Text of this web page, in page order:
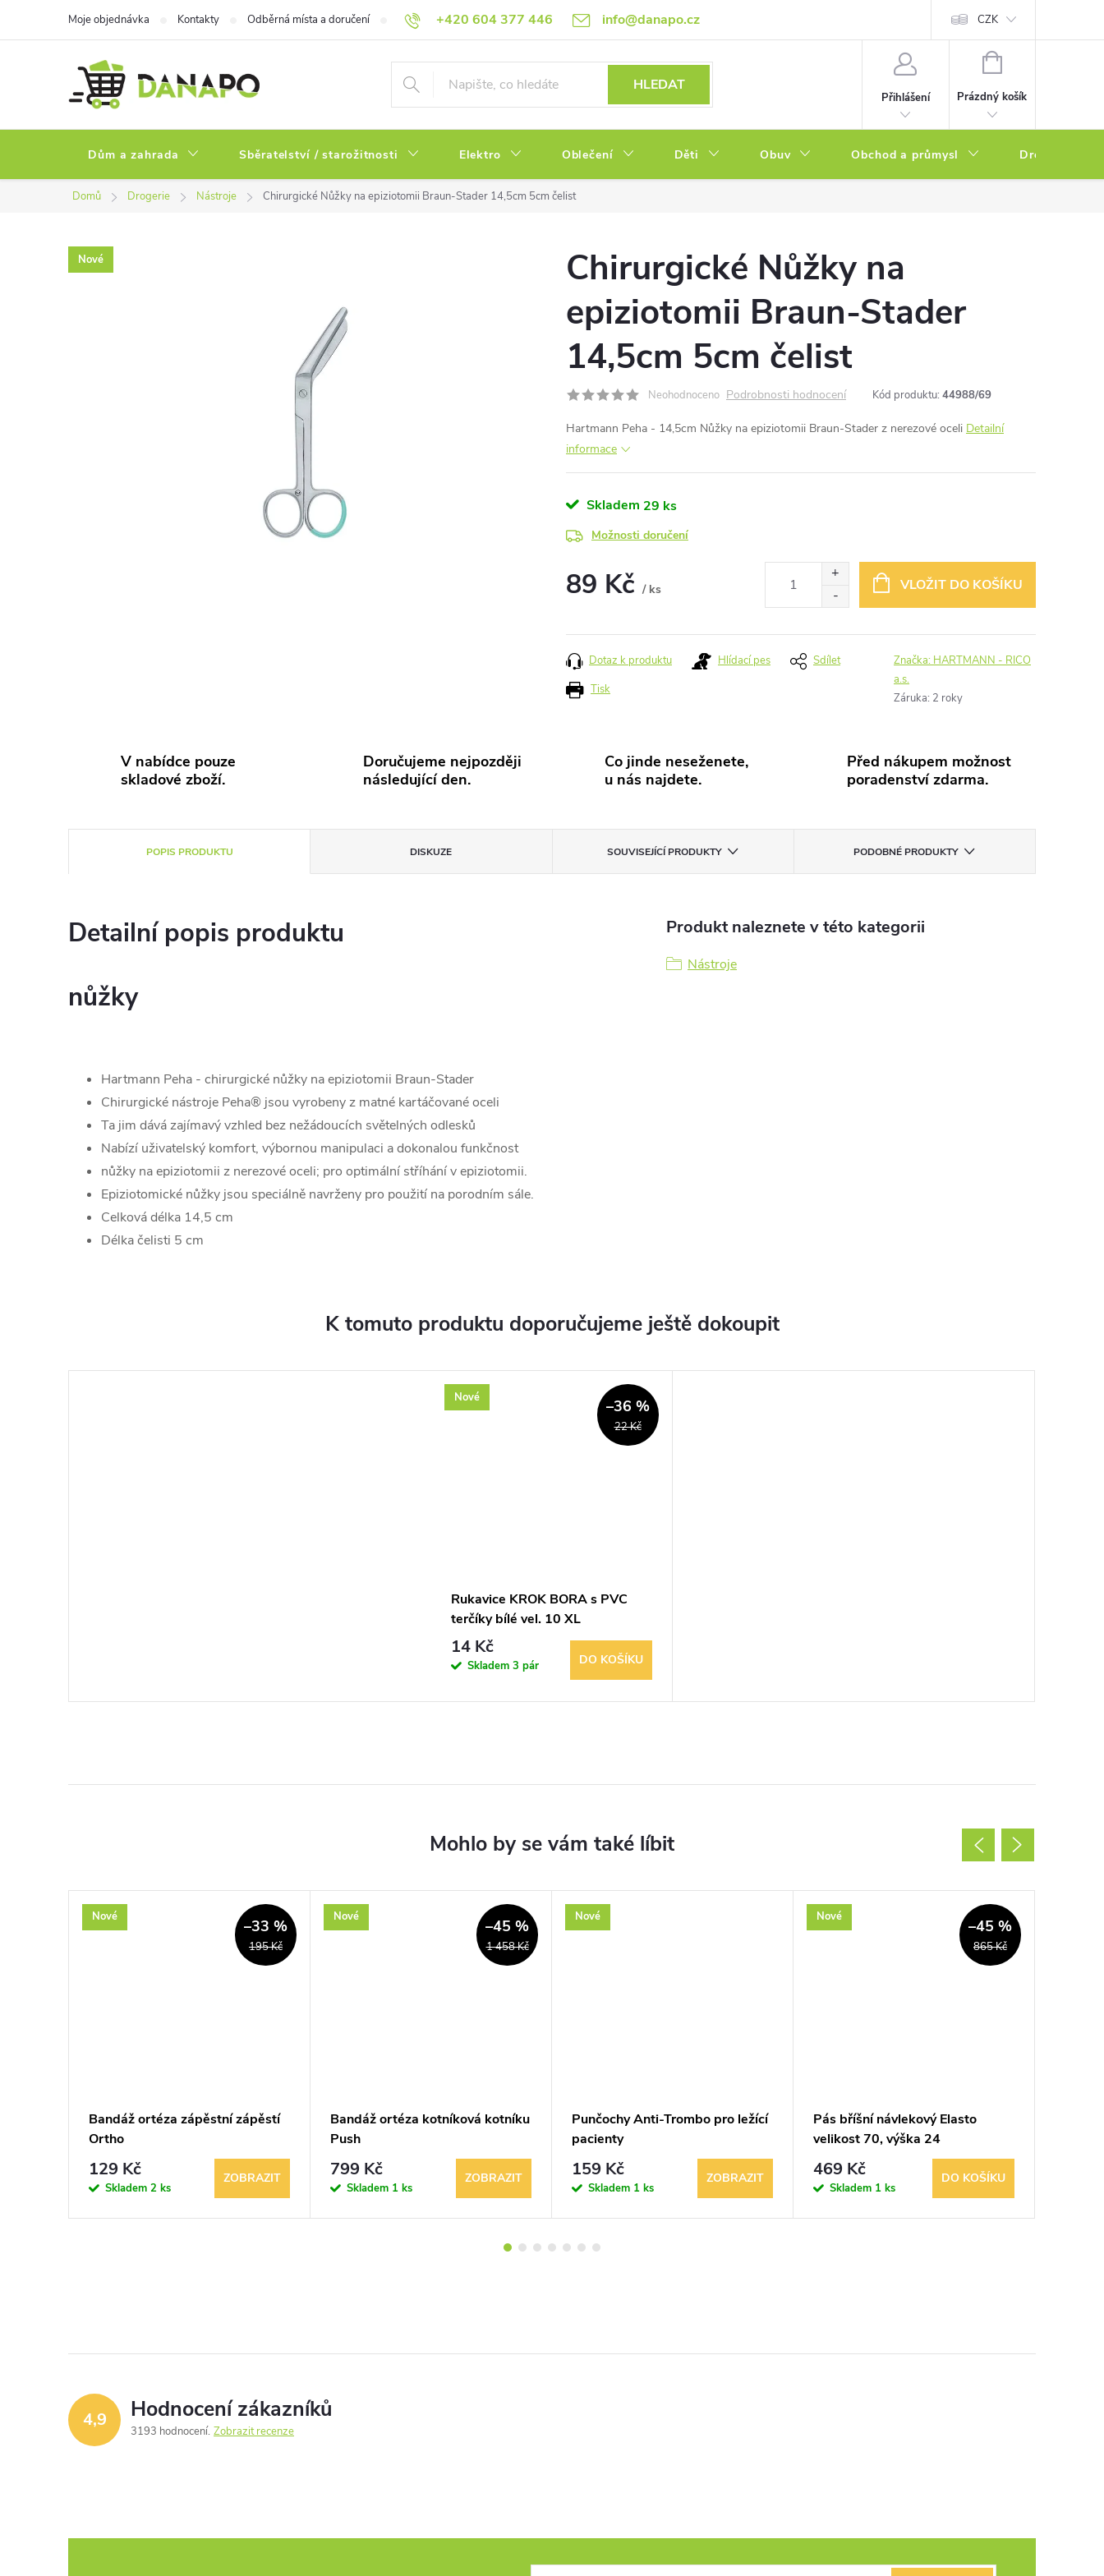
+420 604 377 446 info@danapo.cz
Moje objednávka Kontakty Odběrná místa a doručení Hodnocení obchodu Obchodní podmínky Reklamace a výměna zboží Podmínky ochrany osobních údajů Soubory cookies
CZK
HLEDAT
Přihlášení
NÁKUPNÍ
Prázdný košík
Dům a zahrada Sběratelství / starožitnosti Elektro Oblečení Děti Obuv Obchod a průmysl Drogerie
Domů Drogerie Nástroje Chirurgické Nůžky na epiziotomii Braun-Stader 14,5cm 5cm čelist
Nové
Chirurgické Nůžky na
epiziotomii Braun-Stader
14,5cm 5cm čelist
Neohodnoceno Podrobnosti hodnocení Kód produktu: 44988/69
Hartmann Peha - 14,5cm Nůžky na epiziotomii Braun-Stader z nerezové oceli Detailní
informace
Skladem 29 ks
Možnosti doručení
89 Kč / ks
VLOŽIT DO KOŠÍKU
Tisk
Dotaz k produktu Hlídací pes Sdílet Značka: HARTMANN - RICO
a.s.
Záruka: 2 roky
V nabídce pouze
skladové zboží.
Doručujeme nejpozději
následující den.
Co jinde neseženete,
u nás najdete.
Před nákupem možnost
poradenství zdarma.
POPIS PRODUKTU DISKUZE SOUVISEJÍCÍ PRODUKTY PODOBNÉ PRODUKTY
Detailní popis produktu
nůžky
Hartmann Peha - chirurgické nůžky na epiziotomii Braun-Stader
Chirurgické nástroje Peha® jsou vyrobeny z matné kartáčované oceli
Ta jim dává zajímavý vzhled bez nežádoucích světelných odlesků
Nabízí uživatelský komfort, výbornou manipulaci a dokonalou funkčnost
nůžky na epiziotomii z nerezové oceli; pro optimální stříhání v epiziotomii.
Epiziotomické nůžky jsou speciálně navrženy pro použití na porodním sále.
Celková délka 14,5 cm
Délka čelisti 5 cm
Produkt naleznete v této kategorii
Nástroje
K tomuto produktu doporučujeme ještě dokoupit
Nové
22 Kč
–36 %
Rukavice KROK BORA s PVC
terčíky bílé vel. 10 XL
14 Kč
Skladem 3 pár DO KOŠÍKU
Nové
195 Kč
–33 %
Bandáž ortéza zápěstní zápěstí
Ortho
129 Kč
Skladem 2 ks
ZOBRAZIT
Nové
1 458 Kč
–45 %
Bandáž ortéza kotníková kotníku
Push
799 Kč
Skladem 1 ks
ZOBRAZIT
Nové
Punčochy Anti-Trombo pro ležící
pacienty
159 Kč
Skladem 1 ks
ZOBRAZIT
Nové
865 Kč
–45 %
Pás bříšní návlekový Elasto
velikost 70, výška 24
469 Kč
Skladem 1 ks
DO KOŠÍKU
4,9 Hodnocení zákazníků
3193 hodnocení Zobrazit recenze